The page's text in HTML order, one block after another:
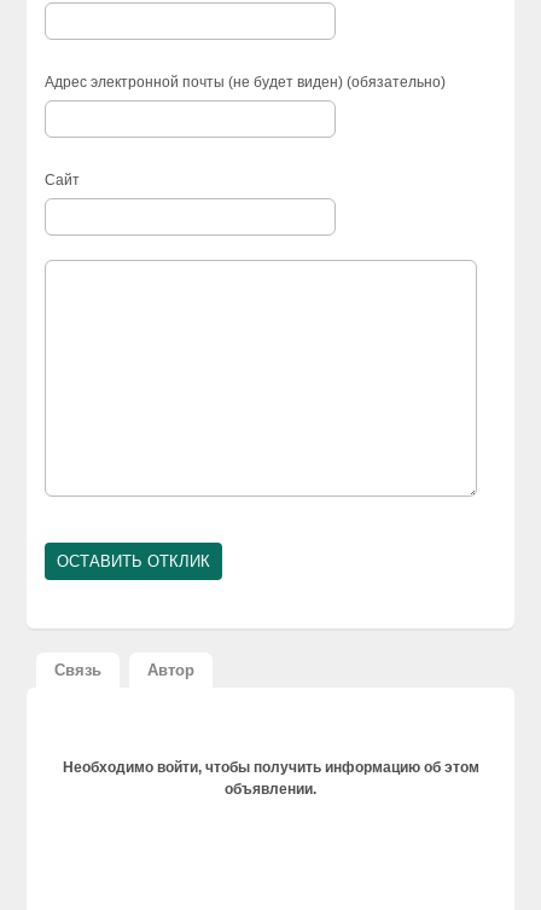
Адрес электронной почты (не будет виден) (обязательно)
Сайт
Связь Автор
Необходимо войти, чтобы получить информацию об этом
объявлении.